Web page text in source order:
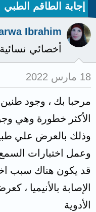
إجابة الطاقم الطبي
Ibrahim
أخصائي
18 مارس 2022
مرحبا بك ، وجود طنين
الأكثر خطورة وهي
وذلك بالعرض علي
وعمل اختبارات
قد يكون هناك سبب
الإصابة بالأنيميا ،
الأدوية